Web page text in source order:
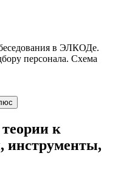
в ЭЛКОДе.
персонала. Схема
к
инструменты,